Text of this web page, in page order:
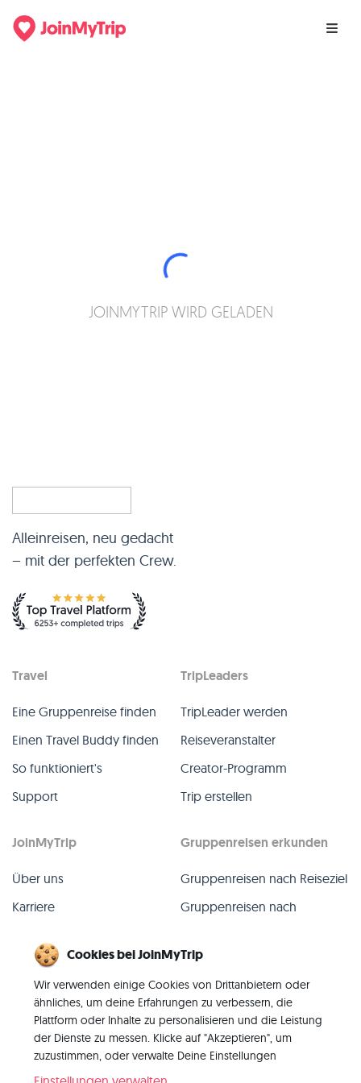
JOINMYTRIP WIRD GELADEN
Alleinreisen, neu gedacht
– mit der perfekten Crew.
Travel
Eine Gruppenreise finden
Einen Travel Buddy finden
So funktioniert's
Support
TripLeaders
TripLeader werden
Reiseveranstalter
Creator-Programm
Trip erstellen
JoinMyTrip
Über uns
Karriere
Blog
Kontakt
Gruppenreisen erkunden
Gruppenreisen nach Reiseziel
Gruppenreisen nach
Alle Gruppenreisen
Vergangene Gruppenreisen
Alle Kategorien
Cookies bei JoinMyTrip
Wir verwenden einige Cookies von Drittanbietern oder
ähnliches, um deine Erfahrungen zu verbessern, die
Plattform oder Inhalte zu personalisieren und die Leistung
der Dienste zu messen. Klicke auf "Akzeptieren", um
zuzustimmen, oder verwalte Deine Einstellungen